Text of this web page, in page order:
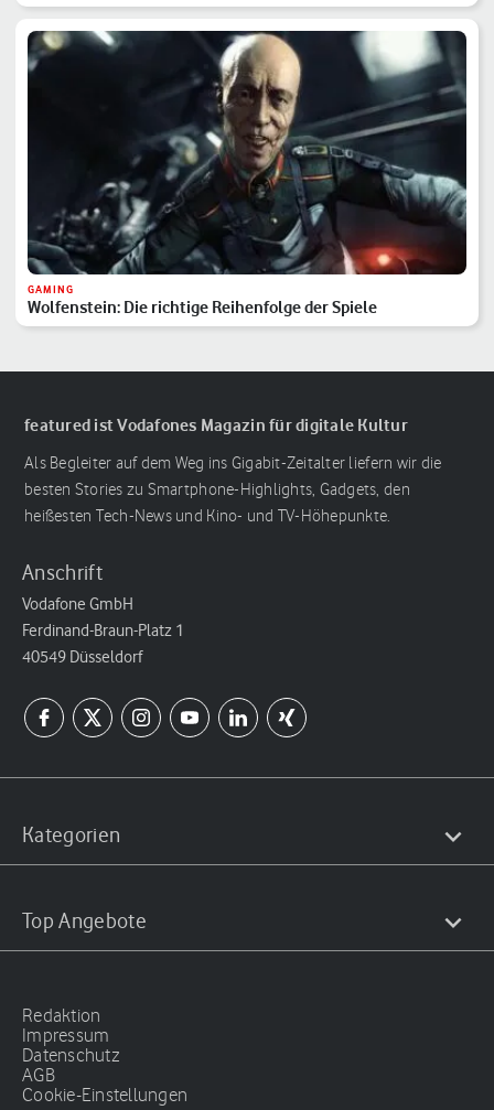
GAMING
Wolfenstein: Die richtige Reihenfolge der Spiele
featured ist Vodafones Magazin für digitale Kultur
Als Begleiter auf dem Weg ins Gigabit-Zeitalter liefern wir die
besten Stories zu Smartphone-Highlights, Gadgets, den
heißesten Tech-News und Kino- und TV-Höhepunkte.
Anschrift
Vodafone GmbH
Ferdinand-Braun-Platz 1
40549 Düsseldorf
Kategorien
Top Angebote
Redaktion
Impressum
Datenschutz
AGB
Cookie-Einstellungen